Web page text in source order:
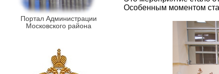
Портал Администрации
Московского района
Особенным моментом